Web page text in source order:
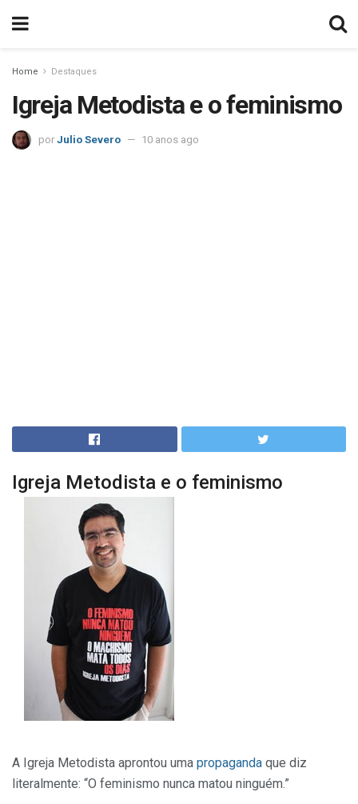
Home Destaques
Igreja Metodista e o feminismo
por Julio Severo 10 anos ago
Igreja Metodista e o feminismo
A Igreja Metodista aprontou uma propaganda que diz
literalmente: “O feminismo nunca matou ninguém.”